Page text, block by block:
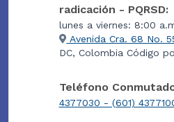
radicación - PQRSD:
lunes a viernes: 8:00
Avenida Cra. 68 No.
DC, Colombia Código
Teléfono
4377030 - (601)